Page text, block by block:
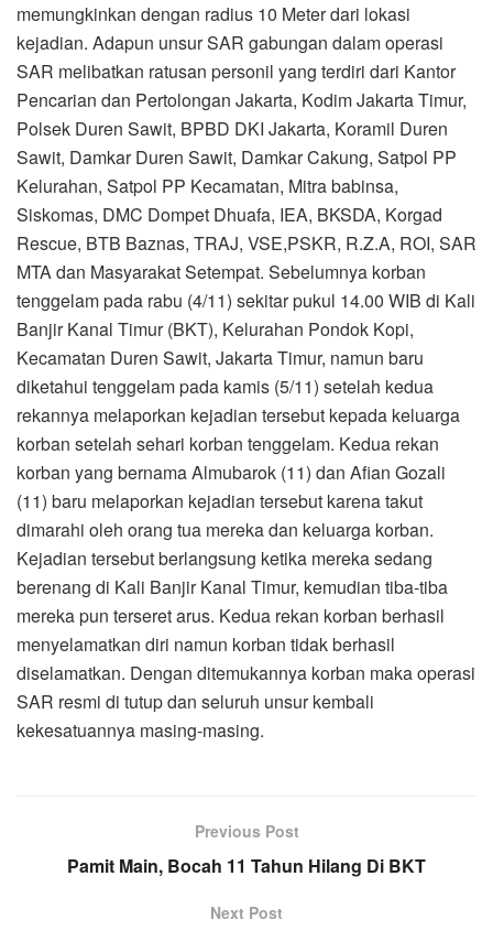
memungkinkan dengan radius 10 Meter dari lokasi
kejadian. Adapun unsur SAR gabungan dalam operasi
SAR melibatkan ratusan personil yang terdiri dari Kantor
Pencarian dan Pertolongan Jakarta, Kodim Jakarta Timur,
Polsek Duren Sawit, BPBD DKI Jakarta, Koramil Duren
Sawit, Damkar Duren Sawit, Damkar Cakung, Satpol PP
Kelurahan, Satpol PP Kecamatan, Mitra babinsa,
Siskomas, DMC Dompet Dhuafa, IEA, BKSDA, Korgad
Rescue, BTB Baznas, TRAJ, VSE,PSKR, R.Z.A, ROI, SAR
MTA dan Masyarakat Setempat. Sebelumnya korban
tenggelam pada rabu (4/11) sekitar pukul 14.00 WIB di Kali
Banjir Kanal Timur (BKT), Kelurahan Pondok Kopi,
Kecamatan Duren Sawit, Jakarta Timur, namun baru
diketahui tenggelam pada kamis (5/11) setelah kedua
rekannya melaporkan kejadian tersebut kepada keluarga
korban setelah sehari korban tenggelam. Kedua rekan
korban yang bernama Almubarok (11) dan Afian Gozali
(11) baru melaporkan kejadian tersebut karena takut
dimarahi oleh orang tua mereka dan keluarga korban.
Kejadian tersebut berlangsung ketika mereka sedang
berenang di Kali Banjir Kanal Timur, kemudian tiba-tiba
mereka pun terseret arus. Kedua rekan korban berhasil
menyelamatkan diri namun korban tidak berhasil
diselamatkan. Dengan ditemukannya korban maka operasi
SAR resmi di tutup dan seluruh unsur kembali
kekesatuannya masing-masing.
Previous Post
Pamit Main, Bocah 11 Tahun Hilang Di BKT
Next Post